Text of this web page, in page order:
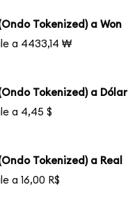
Tokenized) a Won
a 4433,14 ₩
Tokenized) a Dólar
a 4,45 $
Tokenized) a Real
a 16,00 R$